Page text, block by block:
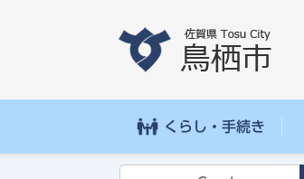
先
を
くらし・手続き